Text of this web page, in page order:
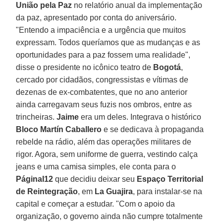
União pela Paz no relatório anual da implementação
da paz, apresentado por conta do aniversário.
"Entendo a impaciência e a urgência que muitos
expressam. Todos queríamos que as mudanças e as
oportunidades para a paz fossem uma realidade",
disse o presidente no icônico teatro de Bogotá,
cercado por cidadãos, congressistas e vítimas de
dezenas de ex-combatentes, que no ano anterior
ainda carregavam seus fuzis nos ombros, entre as
trincheiras.Jaime era um deles. Integrava o histórico
Bloco Martín Caballero e se dedicava à propaganda
rebelde na rádio, além das operações militares de
rigor. Agora, sem uniforme de guerra, vestindo calça
jeans e uma camisa simples, ele conta para o
PáginaI12 que decidiu deixar seu Espaço Territorial
de Reintegração, em La Guajira, para instalar-se na
capital e começar a estudar. "Com o apoio da
organização, o governo ainda não cumpre totalmente